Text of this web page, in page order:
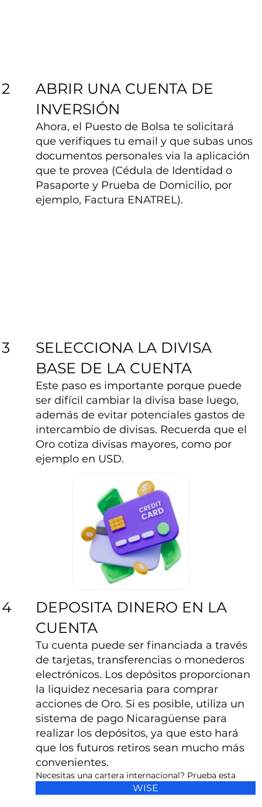
2
3
4
ABRIR UNA CUENTA DE
INVERSIÓN
Ahora, el Puesto de Bolsa te solicitará
que verifiques tu email y que subas unos
documentos personales via la aplicación
que te provea (Cédula de Identidad o
Pasaporte y Prueba de Domicilio, por
ejemplo, Factura ENATREL).
SELECCIONA LA DIVISA
BASE DE LA CUENTA
Este paso es importante porque puede
ser difícil cambiar la divisa base luego,
además de evitar potenciales gastos de
intercambio de divisas. Recuerda que el
Oro cotiza divisas mayores, como por
ejemplo en USD.
DEPOSITA DINERO EN LA
CUENTA
Tu cuenta puede ser financiada a través
de tarjetas, transferencias o monederos
electrónicos. Los depósitos proporcionan
la liquidez necesaria para comprar
acciones de Oro. Si es posible, utiliza un
sistema de pago Nicaragüense para
realizar los depósitos, ya que esto hará
que los futuros retiros sean mucho más
convenientes.
Necesitas una cartera internacional? Prueba esta
WISE